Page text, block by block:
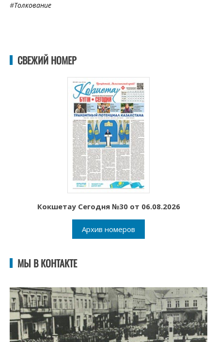
#Толкование
СВЕЖИЙ НОМЕР
Кокшетау Сегодня №30 от 06.08.2026
Архив номеров
МЫ В КОНТАКТЕ